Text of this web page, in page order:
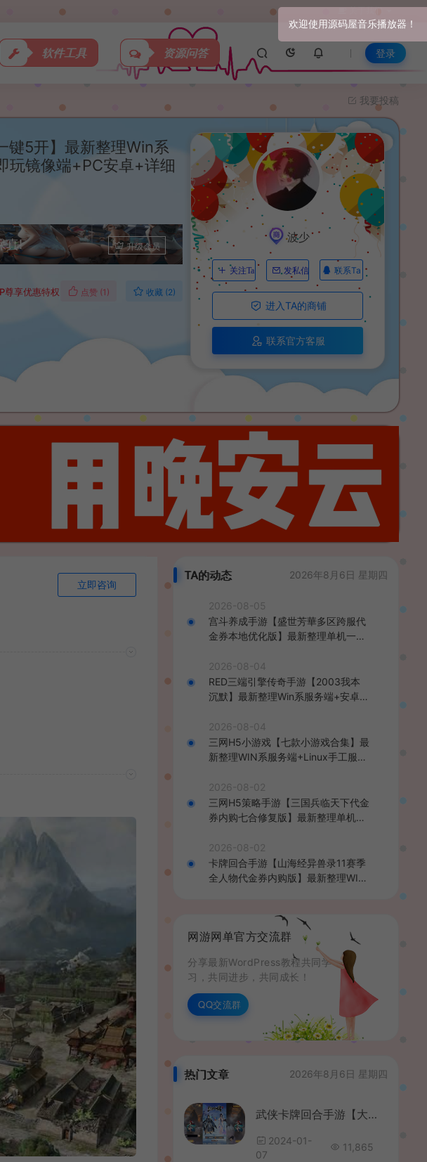
关于我们
软件工具 资源问答 登录
我要投稿
键5开】最新整理Win系
玩镜像端+PC安卓+详细
真! 升级会员
尊享优惠特权 点赞 (1 ) 收藏 (2)
波少
关注Ta 发私信 联系Ta
进入TA的商铺
联系官方客服
立即咨询
TA的动态 2026年8月6日 星期四
2026-08-05
宫斗养成手游【盛世芳華多区跨服代
金券本地优化版】最新整理单机一键
后台+安卓+详细搭建教程
2026-08-04
RED三端引擎传奇手游【2003我本
沉默】最新整理Win系服务端+安卓苹
2026-08-04
三网H5小游戏【七款小游戏合集】最
新整理WIN系服务端+Linux手工服务
2026-08-02
三网H5策略手游【三国兵临天下代金
券内购七合修复版】最新整理单机一
理后台+GM授权后台+简易安卓客户
端+详细搭建教程+视频教程
2026-08-02
卡牌回合手游【山海经异兽录11赛季
全人物代金券内购版】最新整理WIN
网游网单官方交流群
分享最新WordPress教程共同学
习，共同进步，共同成长！
QQ交流群
热门文章 2026年8月6日 星期四
武侠卡牌回合手游【大宗师之热血Q传完整版】最新整理Win一键服务端+多区跨服+管理后台+GM授权后台+清邮件清包+安卓苹果双端+详细搭建教程
2024-01-
07
11,865